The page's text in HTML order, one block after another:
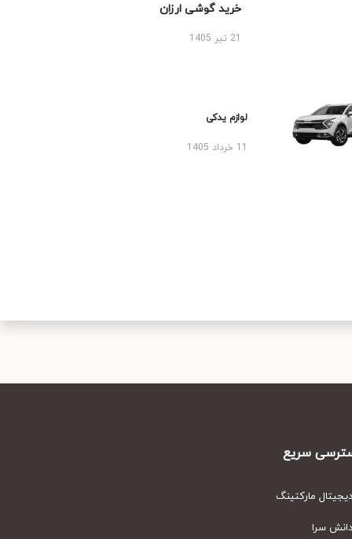
خرید گوشی ارزان
لوازم یدکی
سریع
مارکتینگ
سرا